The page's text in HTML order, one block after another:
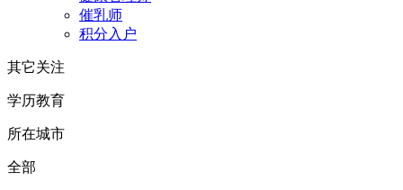
催乳师
积分入户
其它关注
学历教育
所在城市
全部